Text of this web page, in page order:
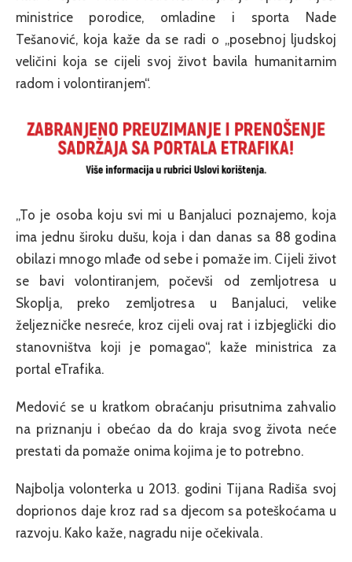
ministrice porodice, omladine i sporta Nade
Tešanović, koja kaže da se radi o „posebnoj ljudskoj
veličini koja se cijeli svoj život bavila humanitarnim
radom i volontiranjem“.
„To je osoba koju svi mi u Banjaluci poznajemo, koja
ima jednu široku dušu, koja i dan danas sa 88 godina
obilazi mnogo mlađe od sebe i pomaže im. Cijeli život
se bavi volontiranjem, počevši od zemljotresa u
Skoplja, preko zemljotresa u Banjaluci, velike
željezničke nesreće, kroz cijeli ovaj rat i izbjeglički dio
stanovništva koji je pomagao“, kaže ministrica za
portal eTrafika.
Medović se u kratkom obraćanju prisutnima zahvalio
na priznanju i obećao da do kraja svog života neće
prestati da pomaže onima kojima je to potrebno.
Najbolja volonterka u 2013. godini Tijana Radiša svoj
doprionos daje kroz rad sa djecom sa poteškoćama u
razvoju. Kako kaže, nagradu nije očekivala.